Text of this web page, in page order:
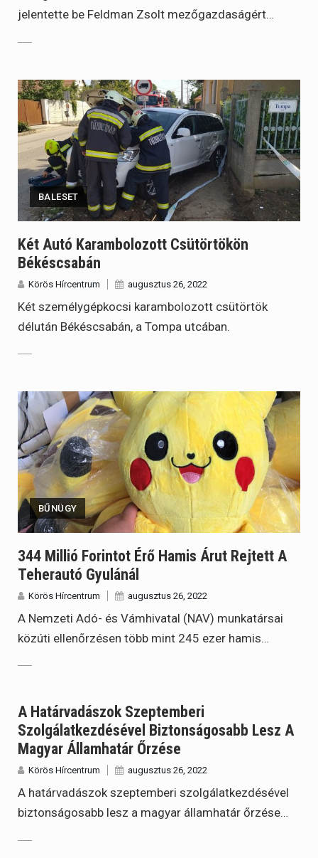
jelentette be Feldman Zsolt mezőgazdaságért…
BALESET
Két Autó Karambolozott Csütörtökön
Békéscsabán
Körös Hírcentrum augusztus 26, 2022
Két személygépkocsi karambolozott csütörtök
délután Békéscsabán, a Tompa utcában.
BŰNÜGY
344 Millió Forintot Érő Hamis Árut Rejtett A
Teherautó Gyulánál
Körös Hírcentrum augusztus 26, 2022
A Nemzeti Adó- és Vámhivatal (NAV) munkatársai
közúti ellenőrzésen több mint 245 ezer hamis…
A Határvadászok Szeptemberi
Szolgálatkezdésével Biztonságosabb Lesz A
Magyar Államhatár Őrzése
Körös Hírcentrum augusztus 26, 2022
A határvadászok szeptemberi szolgálatkezdésével
biztonságosabb lesz a magyar államhatár őrzése…